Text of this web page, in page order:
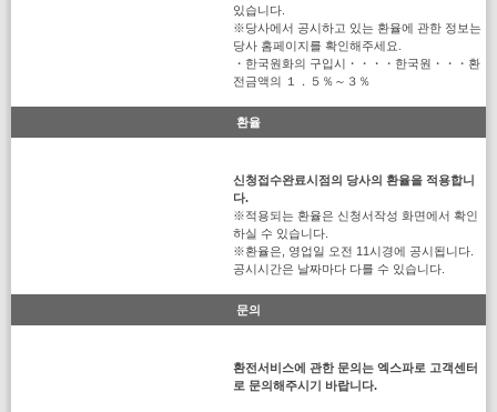
있습니다.
※당사에서 공시하고 있는 환율에 관한 정보는
당사 홈페이지를 확인해주세요.
・한국원화의 구입시・・・・한국원・・・환
전금액의 １．５％～３％
환율
신청접수완료시점의 당사의 환율을 적용합니
다.
※적용되는 환율은 신청서작성 화면에서 확인
하실 수 있습니다.
※환율은, 영업일 오전 11시경에 공시됩니다.
공시시간은 날짜마다 다를 수 있습니다.
문의
환전서비스에 관한 문의는 엑스파로 고객센터
로 문의해주시기 바랍니다.